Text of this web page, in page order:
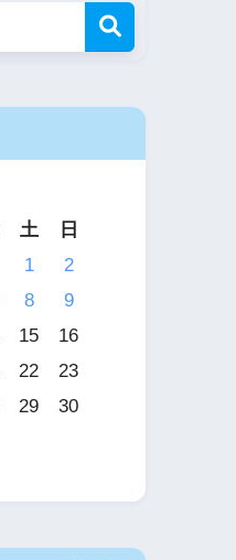
土
日
1
2
8
9
15
16
22
23
29
30